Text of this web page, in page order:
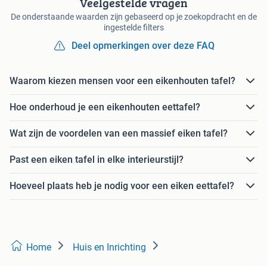
De onderstaande waarden zijn gebaseerd op je zoekopdracht en de
ingestelde filters
Deel opmerkingen over deze FAQ
Waarom kiezen mensen voor een eikenhouten tafel?
Hoe onderhoud je een eikenhouten eettafel?
Wat zijn de voordelen van een massief eiken tafel?
Past een eiken tafel in elke interieurstijl?
Hoeveel plaats heb je nodig voor een eiken eettafel?
Home Huis en Inrichting